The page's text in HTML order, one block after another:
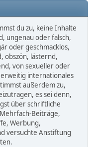
du zu, keine Inhalte
ungenau oder falsch,
oder geschmacklos,
obszön, lästernd,
von sexueller oder
internationales
außerdem zu,
es sei denn,
über schriftliche
Beiträge,
Werbung,
versuchte Anstiftung